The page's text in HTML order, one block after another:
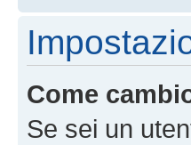
Come
Se sei un